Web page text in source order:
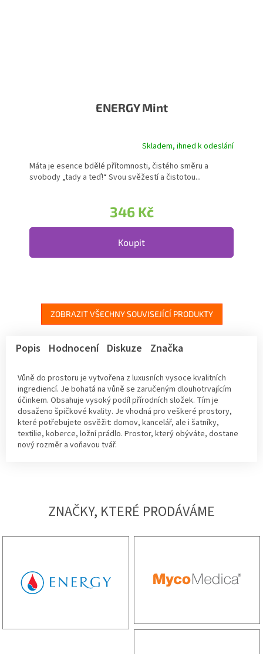
ENERGY Mint
Skladem, ihned k odeslání
346 Kč
Koupit
Máta je esence bdělé přítomnosti, čistého směru a
svobody „tady a teď!“ Svou svěžestí a čistotou...
ZOBRAZIT VŠECHNY SOUVISEJÍCÍ PRODUKTY
Popis Hodnocení Diskuze Značka
Vůně do prostoru je vytvořena z luxusních vysoce kvalitních
ingrediencí. Je bohatá na vůně se zaručeným dlouhotrvajícím
účinkem. Obsahuje vysoký podíl přírodních složek. Tím je
dosaženo špičkové kvality. Je vhodná pro veškeré prostory,
které potřebujete osvěžit: domov, kancelář, ale i šatníky,
textilie, koberce, ložní prádlo. Prostor, který obýváte, dostane
nový rozměr a voňavou tvář.
ZNAČKY, KTERÉ PRODÁVÁME